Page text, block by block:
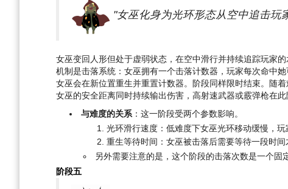
"女巫化身为光环形态从空中追击玩
女巫变回人形但处于虚弱状态，在空中滑行并持续追踪玩家
机制是击落系统：女巫拥有一个击落计数器，玩家每次命中
女巫会在新位置重生并重置计数器。阶段同样限时结束。随
女巫的安全距离同时持续输出伤害，高射速武器或霰弹枪在
与难度的关系 ：这一阶段受两个参数影响。
光环滑行速度：低难度下女巫光环移动缓慢，
重生等待时间：女巫被击落后需要等待一段时
另外需要注意的是，这个阶段的击落次数是一个固
阶段五